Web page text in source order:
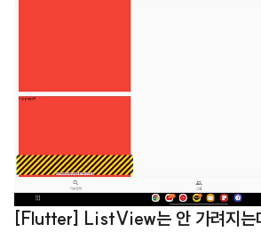
- develop ..
[Flutter] ListView는 안 가려지는